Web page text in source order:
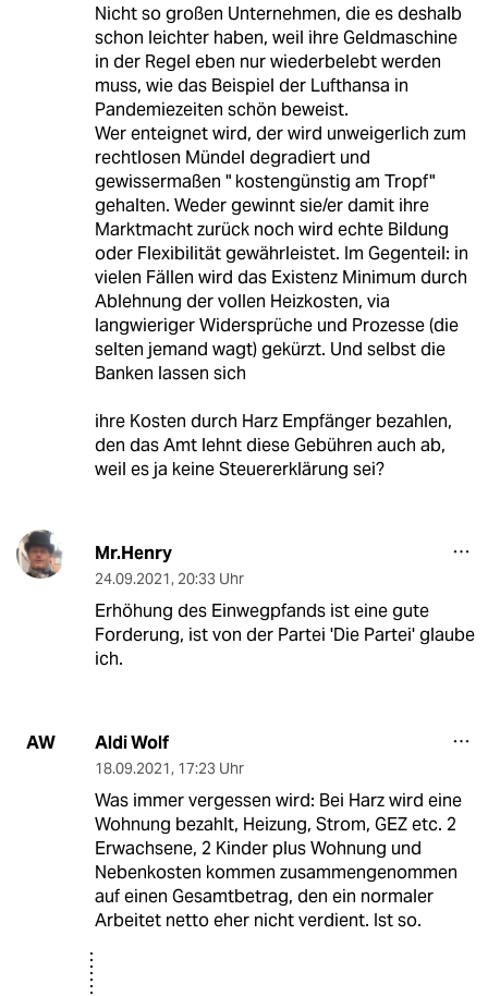
Nicht so großen Unternehmen, die es deshalb
schon leichter haben, weil ihre Geldmaschine
in der Regel eben nur wiederbelebt werden
muss, wie das Beispiel der Lufthansa in
Pandemiezeiten schön beweist.
Wer enteignet wird, der wird unweigerlich zum
rechtlosen Mündel degradiert und
gewissermaßen " kostengünstig am Tropf"
gehalten. Weder gewinnt sie/er damit ihre
Marktmacht zurück noch wird echte Bildung
oder Flexibilität gewährleistet. Im Gegenteil: in
vielen Fällen wird das Existenz Minimum durch
Ablehnung der vollen Heizkosten, via
langwieriger Widersprüche und Prozesse (die
selten jemand wagt) gekürzt. Und selbst die
Banken lassen sich
ihre Kosten durch Harz Empfänger bezahlen,
den das Amt lehnt diese Gebühren auch ab,
weil es ja keine Steuererklärung sei?
Mr.Henry
24.09.2021, 20:33 Uhr
Erhöhung des Einwegpfands ist eine gute
Forderung, ist von der Partei 'Die Partei' glaube
ich.
AW Aldi Wolf
18.09.2021, 17:23 Uhr
Was immer vergessen wird: Bei Harz wird eine
Wohnung bezahlt, Heizung, Strom, GEZ etc. 2
Erwachsene, 2 Kinder plus Wohnung und
Nebenkosten kommen zusammengenommen
auf einen Gesamtbetrag, den ein normaler
Arbeitet netto eher nicht verdient. Ist so.